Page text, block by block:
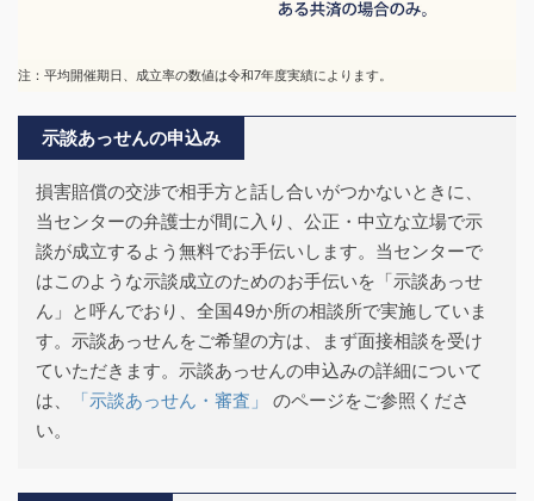
注：平均開催期日、成立率の数値は令和7年度実績によります。
示談あっせんの申込み
損害賠償の交渉で相手方と話し合いがつかないときに、
当センターの弁護士が間に入り、公正・中立な立場で示
談が成立するよう無料でお手伝いします。当センターで
はこのような示談成立のためのお手伝いを「示談あっせ
ん」と呼んでおり、全国49か所の相談所で実施していま
す。示談あっせんをご希望の方は、まず面接相談を受け
ていただきます。示談あっせんの申込みの詳細について
は、
「示談あっせん・審査」
のページをご参照くださ
い。